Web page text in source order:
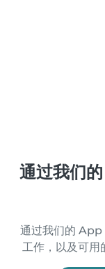
通过我们
通过我们的 App
工作，以及可用